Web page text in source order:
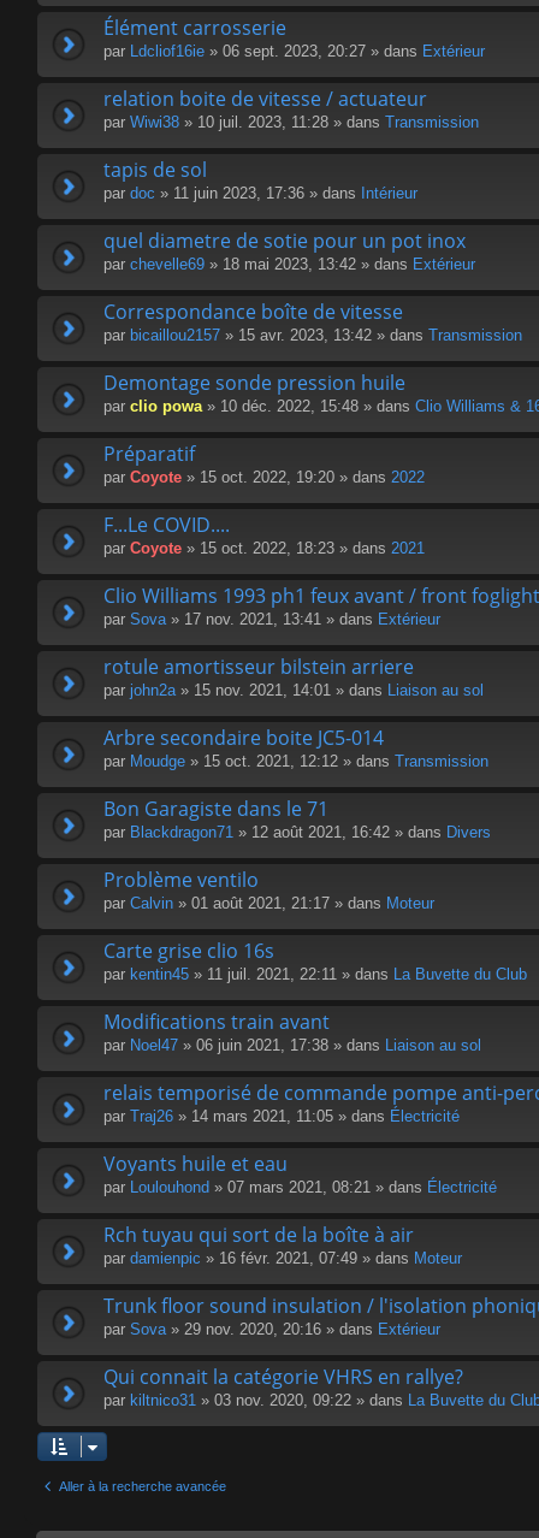
Élément carrosserie
par Ldcliof16ie » 06 sept. 2023, 20:27 » dans Extérieur
relation boite de vitesse / actuateur
par Wiwi38 » 10 juil. 2023, 11:28 » dans Transmission
tapis de sol
par doc » 11 juin 2023, 17:36 » dans Intérieur
quel diametre de sotie pour un pot inox
par chevelle69 » 18 mai 2023, 13:42 » dans Extérieur
Correspondance boîte de vitesse
par bicaillou2157 » 15 avr. 2023, 13:42 » dans Transmission
Demontage sonde pression huile
par clio powa» 10 déc. 2022, 15:48 » dans Clio Williams &
Préparatif
par Coyote » 15 oct. 2022, 19:20 » dans 2022
F...Le COVID....
par Coyote » 15 oct. 2022, 18:23 » dans 2021
Clio Williams 1993 ph1 feux avant / front
par Sova» 17 nov. 2021, 13:41 » dans Extérieur
rotule amortisseur bilstein arriere
par john2a» 15 nov. 2021, 14:01 » dans Liaison au sol
Arbre secondaire boite JC5-014
par Moudge » 15 oct. 2021, 12:12 » dans Transmission
Bon Garagiste dans le 71
par Blackdragon71 » 12 août 2021, 16:42 » dans Divers
Problème ventilo
par Calvin » 01 août 2021, 21:17 » dans Moteur
Carte grise clio 16s
par kentin45 » 11 juil. 2021, 22:11 » dans La Buvette du Club
Modifications train avant
par Noel47 » 06 juin 2021, 17:38 » dans Liaison au sol
relais temporisé de commande pompe anti-
par Traj26 » 14 mars 2021, 11:05 » dans Électricité
Voyants huile et eau
par Loulouhond » 07 mars 2021, 08:21 » dans Électricité
Rch tuyau qui sort de la boîte à air
par damienpic » 16 févr. 2021, 07:49 » dans Moteur
Trunk floor sound insulation / l'isolation
par Sova» 29 nov. 2020, 20:16 » dans Extérieur
Qui connait la catégorie VHRS en rallye?
par kiltnico31 » 03 nov. 2020, 09:22 » dans La Buvette du
Aller à la recherche avancée